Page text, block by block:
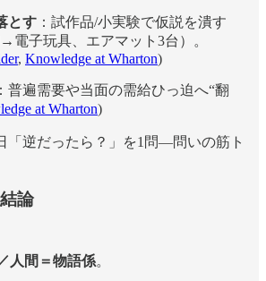
とす ：試作品/小実験で仮説を潰す
電子玩具、エアマット3台）。
, Knowledge at Wharton)
：普遍需要や当面の需給ひっ迫へ“翻
at Wharton)
「逆だったら？」を1問—問いの筋ト
論
人間＝物語係。